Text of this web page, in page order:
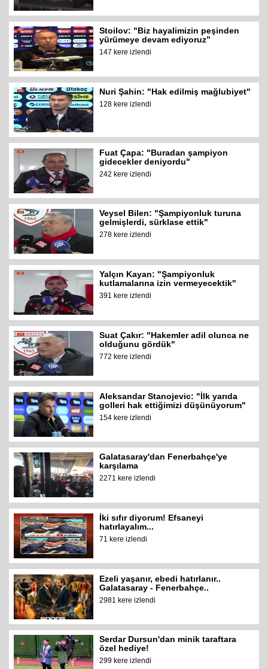
Stoilov: "Biz hayalimizin peşinden
yürümeye devam ediyoruz”
147 kere izlendi
Nuri Şahin: "Hak edilmiş mağlubiyet"
128 kere izlendi
Fuat Çapa: "Buradan şampiyon
gidecekler deniyordu"
242 kere izlendi
Veysel Bilen: "Şampiyonluk turuna
gelmişlerdi, sürklase ettik"
278 kere izlendi
Yalçın Kayan: "Şampiyonluk
kutlamalarına izin vermeyecektik"
391 kere izlendi
Suat Çakır: "Hakemler adil olunca ne
olduğunu gördük"
772 kere izlendi
Aleksandar Stanojevic: "İlk yarıda
golleri hak ettiğimizi düşünüyorum"
154 kere izlendi
Galatasaray'dan Fenerbahçe'ye
karşılama
2271 kere izlendi
İki sıfır diyorum! Efsaneyi
hatırlayalım...
71 kere izlendi
Ezeli yaşanır, ebedi hatırlanır..
Galatasaray - Fenerbahçe..
2981 kere izlendi
Serdar Dursun'dan minik taraftara
özel hediye!
299 kere izlendi